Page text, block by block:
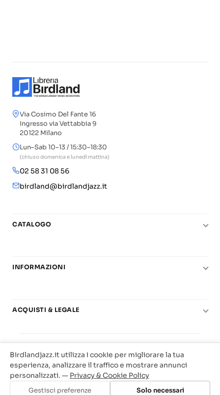
Aggiungi al carrello
Via Cosimo Del Fante 16
Ingresso via Vettabbia 9
20122 Milano
Lun–Sab 10–13 / 15:30–18:30
(chiuso domenica e lunedì mattina)
02 58 31 08 56
birdland@birdlandjazz.it
CATALOGO
Chitarra
Basi play-along
Offerte
INFORMAZIONI
Carta del Docente
ACQUISTI & LEGALE
Privacy & Cookie
Traccia il tuo ordine
Birdland Milano. P.Iva 12093700156
Web Agency Milano
Birdlandjazz.it utilizza i cookie per migliorare la tua
esperienza, analizzare il traffico e mostrare annunci
personalizzati. — Privacy & Cookie Policy
Gestisci preferenze Solo necessari